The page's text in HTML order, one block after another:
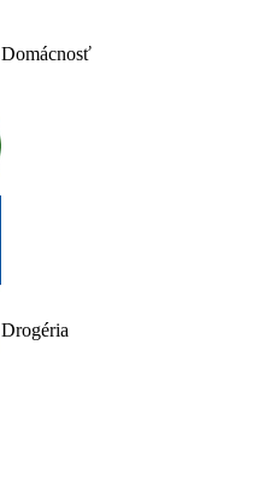
Domácnosť
Drogéria